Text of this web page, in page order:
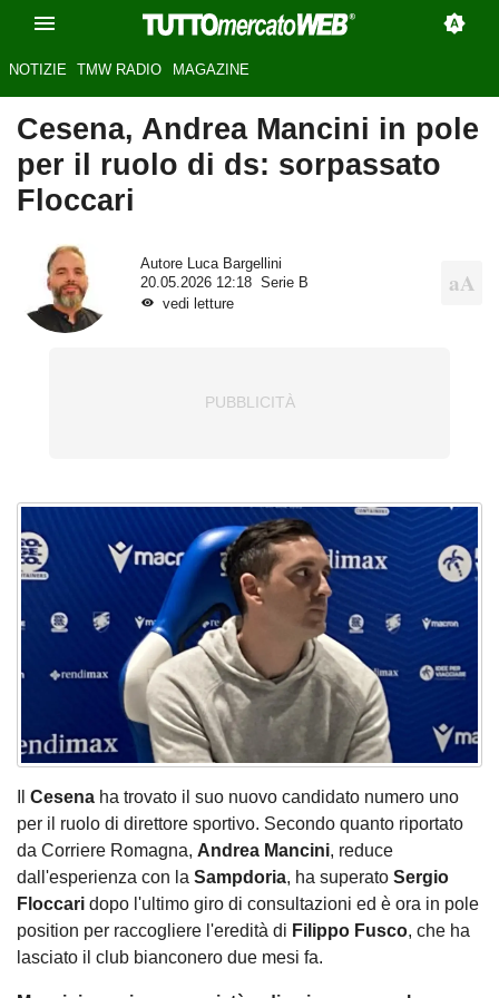
NOTIZIE TMW RADIO MAGAZINE
Cesena, Andrea Mancini in pole
per il ruolo di ds: sorpassato
Floccari
Autore Luca Bargellini
20.05.2026 12:18
Serie B
vedi letture
Cesena ha trovato il suo nuovo candidato numero uno
per il ruolo di direttore sportivo. Secondo quanto riportato
da Corriere Romagna, Andrea Mancini, reduce
dall'esperienza con la Sampdoria, ha superato Sergio
Floccari dopo l'ultimo giro di consultazioni ed è ora in pole
position per raccogliere l'eredità di Filippo Fusco, che ha
lasciato il club bianconero due mesi fa.